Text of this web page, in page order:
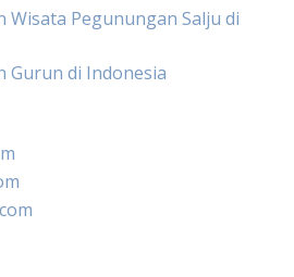
Wisata Pegunungan Salju di
Gurun di Indonesia